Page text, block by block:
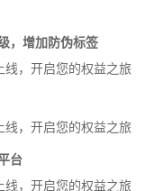
，增加防伪标签
台